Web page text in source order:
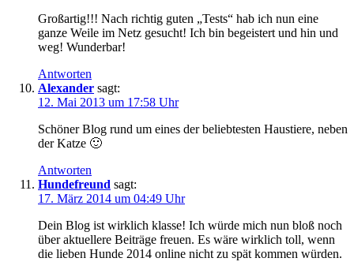
Großartig!!! Nach richtig guten „Tests“ hab ich nun eine
ganze Weile im Netz gesucht! Ich bin begeistert und hin und
weg! Wunderbar!
Antworten
Alexander sagt:
12. Mai 2013 um 17:58 Uhr
Schöner Blog rund um eines der beliebtesten Haustiere, neben
der Katze 🙂
Antworten
Hundefreund sagt:
17. März 2014 um 04:49 Uhr
Dein Blog ist wirklich klasse! Ich würde mich nun bloß noch
über aktuellere Beiträge freuen. Es wäre wirklich toll, wenn
die lieben Hunde 2014 online nicht zu spät kommen würden.